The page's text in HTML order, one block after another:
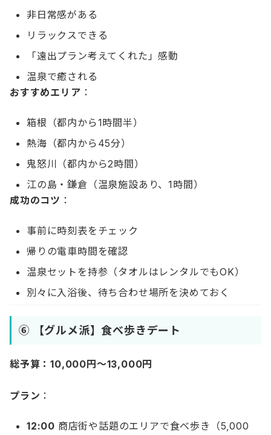
非日常感がある
リラックスできる
「遠出プラン考えてくれた」感動
温泉で癒される
おすすめエリア ：
箱根（都内から1時間半）
熱海（都内から45分）
鬼怒川（都内から2時間）
江の島・鎌倉（温泉施設あり、1時間）
成功のコツ ：
事前に時刻表をチェック
帰りの電車時間を確認
温泉セットを持参（タオルはレンタルでもOK）
別々に入浴後、待ち合わせ場所を決めておく
⑥ 【グルメ派】食べ歩きデート
総予算：10,000円〜13,000円
プラン ：
12:00 商店街や話題のエリアで食べ歩き（5,000